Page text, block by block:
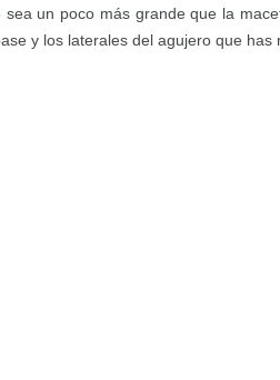
un poco más grande que la
y los laterales del agujero que has